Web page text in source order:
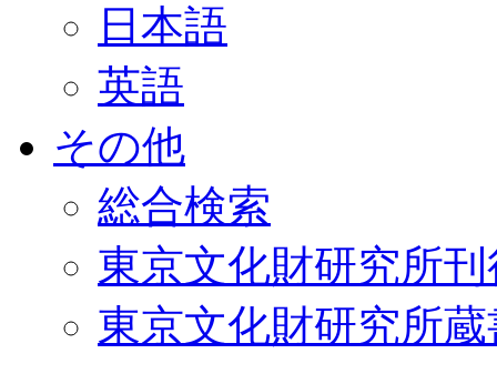
日本語
英語
その他
総合検索
東京文化財研究所
東京文化財研究所